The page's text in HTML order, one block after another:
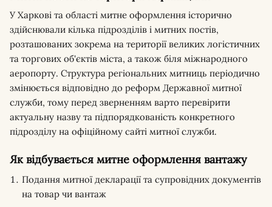
У Харкові та області митне оформлення історично
здійснювали кілька підрозділів і митних постів,
розташованих зокрема на території великих логістичних
та торгових об'єктів міста, а також біля міжнародного
аеропорту. Структура регіональних митниць періодично
змінюється відповідно до реформ Державної митної
служби, тому перед зверненням варто перевірити
актуальну назву та підпорядкованість конкретного
підрозділу на офіційному сайті митної служби.
Як відбувається митне оформлення вантажу
Подання митної декларації та супровідних документів
на товар чи вантаж